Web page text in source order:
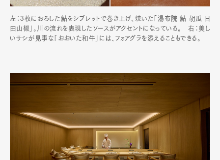
左：3枚におろした鮎をシブレットで巻き上げ、焼いた「湯布院 鮎 胡瓜 日
田山椒」。川の流れを表現したソースがアクセントになっている。 右：美し
いサシが見事な「おおいた和牛」には、フォアグラを添えることもできる。